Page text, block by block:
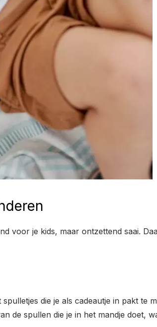
voor je kids, maar ontzettend saai.
die je als cadeautje in pakt te
de spullen die je in het mandje doet,